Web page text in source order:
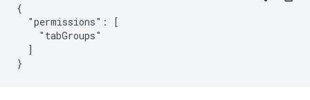
{
  "permissions": [
    "tabGroups"
  ]